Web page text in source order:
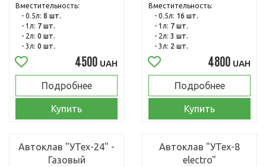
Вместительность:
- 0.5л: 8 шт.
- 1л: 7 шт.
- 2л: 0 шт.
- 3л: 0 шт.
4500 UAH
Подробнее
Купить
Вместительность:
- 0.5л: 16 шт.
- 1л: 7 шт.
- 2л: 3 шт.
- 3л: 2 шт.
4800 UAH
Подробнее
Купить
Автоклав "УТех-24" -
Газовый
Автоклав "УТех-8
electro"